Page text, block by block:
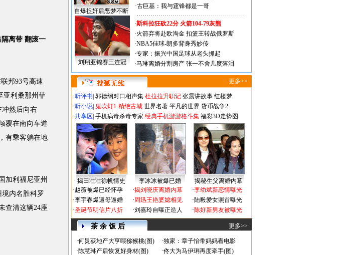
离带 翻滚一
邦93号高速
亚利桑那州菲
冲然后向右
覆在南向车道
有乘客躺在地
加利福尼亚州
境内名胜科罗
查清这辆24座
自爆捉奸后恶梦不断
·古巨基：我与霆锋都是一哥
刘翔亚锦赛三连冠
·斯科拉狂砍22分 火箭104-79灰熊
·火箭弃将赴欧淘金 扣篮王转战俄罗斯
·NBA5佳球-朗多背身秀妙传
·专家：振兴中国足球从老头抓起
·马琳离婚分割房产 张一不舍几度落泪
更多>>
·听评书 郭德纲对口相声集 杜拉拉升职记 张震讲故事 红楼梦
·听小说 鬼吹灯1-精绝古城 世界名著 平凡的世界 货币战争2
·共享区 手机病毒杀毒专家 经典手机游游格斗集 福彩3D走势图
揭田壮壮徐帆情史 李冰冰被爆已婚
揭秘生父离婚内幕
·赵薇被爆已经怀孕
·李宇春爆遭母逼婚
·圣诞节明信片八折
·揭刘晓庆离婚内幕
·周迅王艳婆媳相见
·刘嘉玲自曝正造人
·李幼斌新恋情曝光
·陆毅爱女照首曝光
·陈好新男友被曝光
茶 余 饭 后 更多>>
·何炅获地产大亨喂猕猴桃(图) ·独家：章子怡带妈妈看电影
·陈慧琳产后恢复好身材(图) ·佟大为马伊琍再度牵手(图)